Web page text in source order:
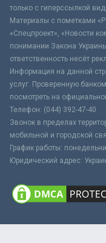
только с гиперссылкой
Материалы с пометками
«Спецпроект», «Новости
понимании Закона
ответственность несёт
Информация на данной
услуг. Проверенную
посмотреть на
Телефон: (044) 392-47-40
Звонок в пределах
мобильной и городской
График работы:
Юридический адрес: